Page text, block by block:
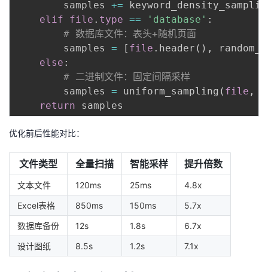
        samples
+=
elif
file . type == 'database' :
# 数据库文件：表头+随机页面
        samples
= [ file . header ( ) ,
else :
# 二进制文件：固定间隔采样
        samples
= uniform_sampling ( file ,
return
优化前后性能对比：
文件类型 全量扫描 智能采样 提升倍数
文本文件 120ms 25ms
4.8x
Excel表格
850ms 150ms
5.7x
数据库备份
12s 1.8s
6.7x
设计图纸
8.5s 1.2s 7.1x